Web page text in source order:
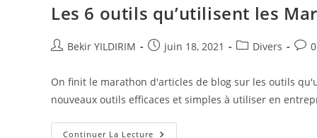
Les 6 outils qu’utilisent les
Auteur/autrice
la
publication :
Bekir YILDIRIM
Publication
juin 18, 2021
PostDivers
On finit le marathon d'articles de blog sur les outils
nouveaux outils efficaces et simples à utiliser en
Continuer La Lecture Les